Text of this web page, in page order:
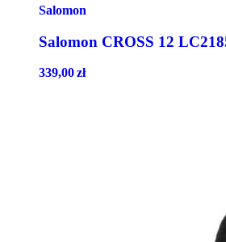
Salomon
Salomon CROSS 12
339,00zł